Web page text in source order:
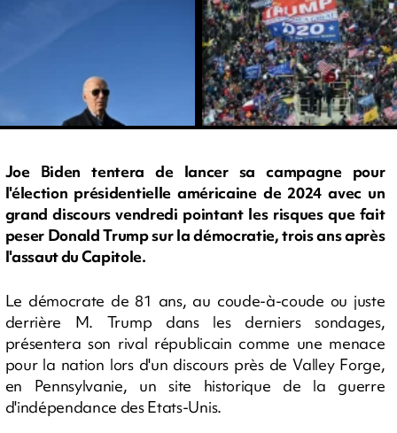
Joe Biden tentera de lancer sa campagne pour
l'élection présidentielle américaine de 2024 avec un
grand discours vendredi pointant les risques que fait
peser Donald Trump sur la démocratie, trois ans après
l'assaut du Capitole.
Le démocrate de 81 ans, au coude-à-coude ou juste
derrière M. Trump dans les derniers sondages,
présentera son rival républicain comme une menace
pour la nation lors d'un discours près de Valley Forge,
en Pennsylvanie, un site historique de la guerre
d'indépendance des Etats-Unis.